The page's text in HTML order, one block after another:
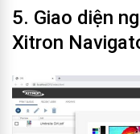
5. Giao diện
Xitron